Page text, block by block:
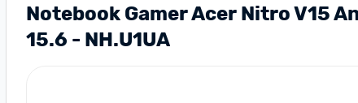
Notebook Gamer Acer Nitro V15
15.6 - NH.U1UA